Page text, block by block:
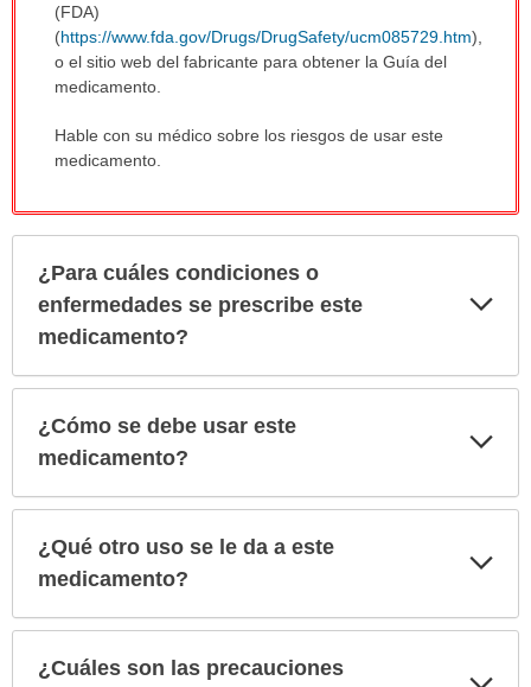
(FDA)
(https://www.fda.gov/Drugs/DrugSafety/ucm085729.htm),
o el sitio web del fabricante para obtener la Guía del
medicamento.
Hable con su médico sobre los riesgos de usar este
medicamento.
¿Para cuáles condiciones o
enfermedades se prescribe este
medicamento?
¿Cómo se debe usar este
medicamento?
¿Qué otro uso se le da a este
medicamento?
¿Cuáles son las precauciones